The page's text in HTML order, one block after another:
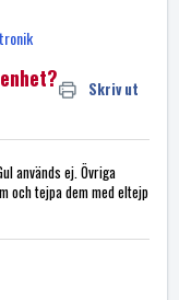
Skriv ut
används ej. Övriga
och tejpa dem med eltejp